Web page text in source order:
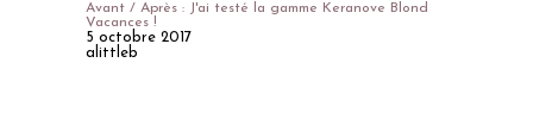
Avant / Après : J'ai testé la gamme Keranove Blond
Vacances !
5 octobre 2017
alittleb